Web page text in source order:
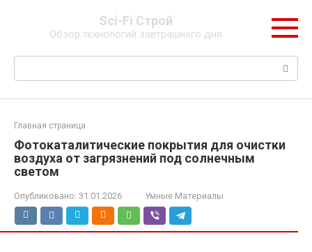
Sci-Fi Строй
Обзор технологий завтрашнего дня
Поиск:
Главная страница
Фотокаталитические покрытия для очистки
воздуха от загрязнений под солнечным
светом
Опубликовано: 31.01.2026 Умные Материалы